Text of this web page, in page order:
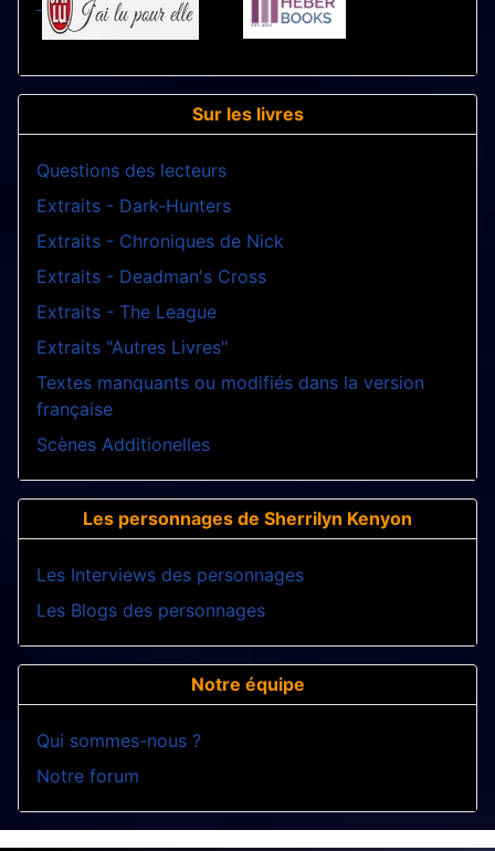
Sur les livres
Questions des lecteurs
Extraits - Dark-Hunters
Extraits - Chroniques de Nick
Extraits - Deadman's Cross
Extraits - The League
Extraits "Autres Livres"
Textes manquants ou modifiés dans la version
française
Scènes Additionelles
Les personnages de Sherrilyn Kenyon
Les Interviews des personnages
Les Blogs des personnages
Notre équipe
Qui sommes-nous ?
Notre forum